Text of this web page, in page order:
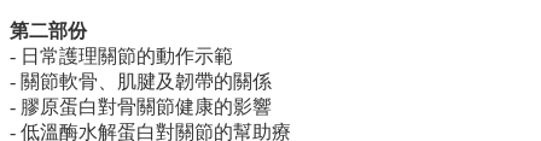
第二部份
- 日常護理關節的動作示範
- 關節軟骨、肌腱及韌帶的關係
- 膠原蛋白對骨關節健康的影響
- 低溫酶水解蛋白對關節的幫助療